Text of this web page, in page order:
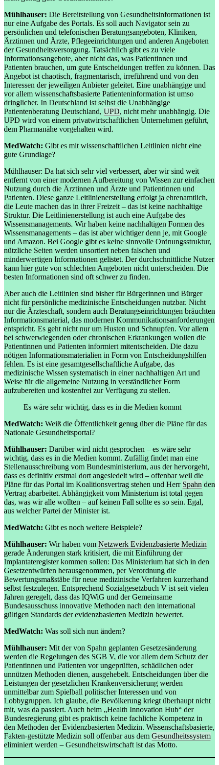
Mühlhauser: Die Bereitstellung von Gesundheitsinformationen ist
nur eine Aufgabe des Portals. Es soll auch Navigator sein zu
persönlichen und telefonischen Beratungsangeboten, Kliniken,
Ärztinnen und Ärzte, Pflegeeinrichtungen und anderen Angeboten
der Gesundheitsversorgung. Tatsächlich gibt es zu viele
Informationsangebote, aber nicht das, was Patientinnen und
Patienten brauchen, um gute Entscheidungen treffen zu können. Das
Angebot ist chaotisch, fragmentarisch, irreführend und von den
Interessen der jeweiligen Anbieter geleitet. Eine unabhängige und
vor allem wissenschaftsbasierte Patienteninformation ist umso
dringlicher. In Deutschland ist selbst die Unabhängige
Patientenberatung Deutschland, UPD, nicht mehr unabhängig. Die
UPD wird von einem privatwirtschaftlichen Unternehmen geführt,
dem Pharmanähe vorgehalten wird.
MedWatch: Gibt es mit wissenschaftlichen Leitlinien nicht eine
gute Grundlage?
Mühlhauser: Da hat sich sehr viel verbessert, aber wir sind weit
entfernt von einer modernen Aufbereitung von Wissen zur einfachen
Nutzung durch die Ärztinnen und Ärzte und Patientinnen und
Patienten. Diese ganze Leitlinienerstellung erfolgt ja ehrenamtlich,
die Leute machen das in ihrer Freizeit – das ist keine nachhaltige
Struktur. Die Leitlinienerstellung ist auch eine Aufgabe des
Wissensmanagements. Wir haben keine nachhaltigen Formen des
Wissensmanagements – das ist aber wichtiger denn je, mit Google
und Amazon. Bei Google gibt es keine sinnvolle Ordnungsstruktur,
nützliche Seiten werden unsortiert neben falschen und
minderwertigen Informationen gelistet. Der durchschnittliche Nutzer
kann hier gute von schlechten Angeboten nicht unterscheiden. Die
besten Informationen sind oft schwer zu finden.
Aber auch die Leitlinien sind bisher für Bürgerinnen und Bürger
nicht für persönliche medizinische Entscheidungen nutzbar. Nicht
nur die Ärzteschaft, sondern auch Beratungseinrichtungen bräuchten
Informationsmaterial, das modernen Kommunikationsanforderungen
entspricht. Es geht nicht nur um Husten und Schnupfen. Vor allem
bei schwerwiegenden oder chronischen Erkrankungen wollen die
Patientinnen und Patienten informiert mitentscheiden. Die dazu
nötigen Informationsmaterialien in Form von Entscheidungshilfen
fehlen. Es ist eine gesamtgesellschaftliche Aufgabe, das
medizinische Wissen systematisch in einer nachhaltigen Art und
Weise für die allgemeine Nutzung in verständlicher Form
aufzubereiten und kostenfrei zur Verfügung zu stellen.
Es wäre sehr wichtig, dass es in die Medien kommt
MedWatch: Weiß die Öffentlichkeit genug über die Pläne für das
Nationale Gesundheitsportal?
Mühlhauser: Darüber wird nicht gesprochen – es wäre sehr
wichtig, dass es in die Medien kommt. Zufällig findet man eine
Stellenausschreibung vom Bundesministerium, aus der hervorgeht,
dass es definitiv erstmal dort angesiedelt wird – offenbar weil die
Pläne für das Portal im Koalitionsvertrag stehen und Herr Spahn den
Vertrag abarbeitet. Abhängigkeit vom Ministerium ist total gegen
das, was wir alle wollten – auf keinen Fall sollte es so sein. Egal,
aus welcher Partei der Minister ist.
MedWatch: Gibt es noch weitere Beispiele?
Mühlhauser: Wir haben vom Netzwerk Evidenzbasierte Medizin
gerade Änderungen stark kritisiert, die mit Einführung der
Implantateregister kommen sollen: Das Ministerium hat sich in den
Gesetzentwürfen herausgenommen, per Verordnung die
Bewertungsmaßstäbe für neue medizinische Verfahren kurzerhand
selbst festzulegen. Entsprechend Sozialgesetzbuch V ist seit vielen
Jahren geregelt, dass das IQWiG und der Gemeinsame
Bundesausschuss innovative Methoden nach den international
gültigen Standards der evidenzbasierten Medizin bewertet.
MedWatch: Was soll sich nun ändern?
Mühlhauser: Mit der von Spahn geplanten Gesetzesänderung
werden die Regelungen des SGB V, die vor allem dem Schutz der
Patientinnen und Patienten vor ungeprüften, schädlichen oder
unnützen Methoden dienen, ausgehebelt. Entscheidungen über die
Leistungen der gesetzlichen Krankenversicherung werden
unmittelbar zum Spielball politischer Interessen und von
Lobbygruppen. Ich glaube, die Bevölkerung kriegt überhaupt nicht
mit, was da passiert. Auch beim „Health Innovation Hub“ der
Bundesregierung gibt es praktisch keine fachliche Kompetenz in
den Methoden der Evidenzbasierten Medizin. Wissenschaftsbasierte,
Fakten-gestützte Medizin soll offenbar aus dem Gesundheitssystem
eliminiert werden – Gesundheitswirtschaft ist das Motto.